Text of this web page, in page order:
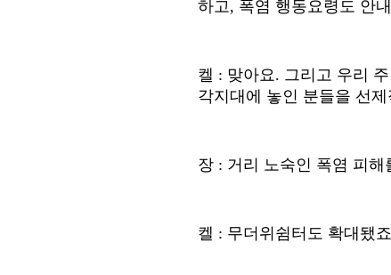
하고, 폭염 행동요령도 안
켈 : 맞아요. 그리고 우리
각지대에 놓인 분들을 선
장 : 거리 노숙인 폭염 피해
켈 : 무더위쉼터도 확대됐죠